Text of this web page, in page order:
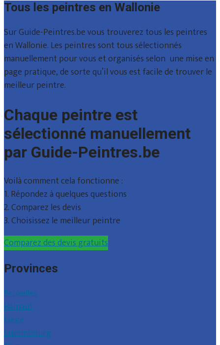
Tous les peintres en Wallonie
Sur Guide-Peintres.be vous trouverez tous les peintres
en Wallonie. Les peintres sont tous sélectionnés
manuellement pour vous et organisés selon une mise en
page pratique, de sorte qu’il vous est facile de trouver le
meilleur peintre.
Chaque peintre est
sélectionné manuellement
par Guide-Peintres.be
Voilà comment cela fonctionne :
1. Répondez à quelques questions
2. Comparez les devis
3. Choisissez le meilleur peintre
Comparez des devis gratuits
Provinces
Bruxelles
Hainaut
Liège
Luxembourg